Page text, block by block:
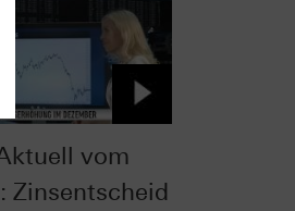
vom
Zinsentscheid